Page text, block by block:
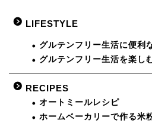
LIFESTYLE
グルテンフリー生活に便利
グルテンフリー生活を楽し
RECIPES
オートミールレシピ
ホームベーカリーで作る米